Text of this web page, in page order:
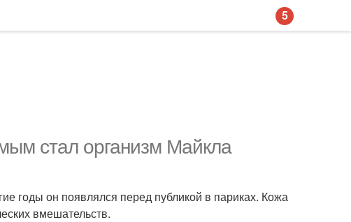
стал организм Майкла
годы он появлялся перед публикой в париках. Кожа
вмешательств.
5